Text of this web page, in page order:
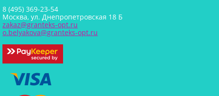
8 (495) 369-23-54
Москва, ул. Днепропетровская 18 Б
zakaz@granteks-opt.ru
o.belyakova@granteks-opt.ru